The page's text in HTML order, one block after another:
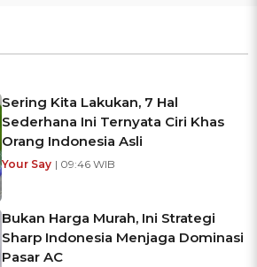
Sering Kita Lakukan, 7 Hal
Sederhana Ini Ternyata Ciri Khas
Orang Indonesia Asli
Your Say | 09:46 WIB
Bukan Harga Murah, Ini Strategi
Sharp Indonesia Menjaga Dominasi
Pasar AC